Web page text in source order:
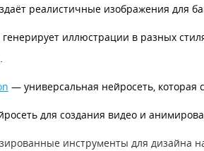
реалистичные изображения для
иллюстрации в разных
— универсальная нейросеть, которая
для создания видео и
инструменты для дизайна